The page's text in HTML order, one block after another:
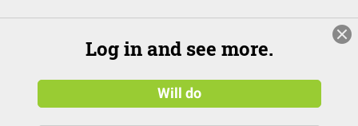
Log in and see more.
Will do